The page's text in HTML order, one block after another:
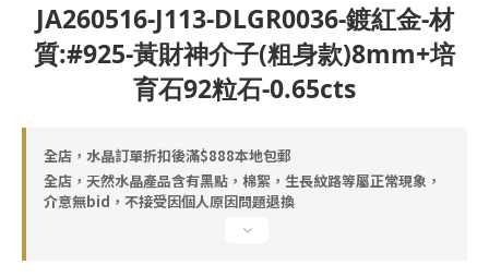
JA260516-J113-DLGR0036-鍍紅金-材
質:#925-黃財神介子(粗身款)8mm+培
育石92粒石-0.65cts
全店，水晶訂單折扣後滿$888本地包郵
全店，天然水晶產品含有黑點，棉絮，生長紋路等屬正常現象，
介意無bid，不接受因個人原因問題退換